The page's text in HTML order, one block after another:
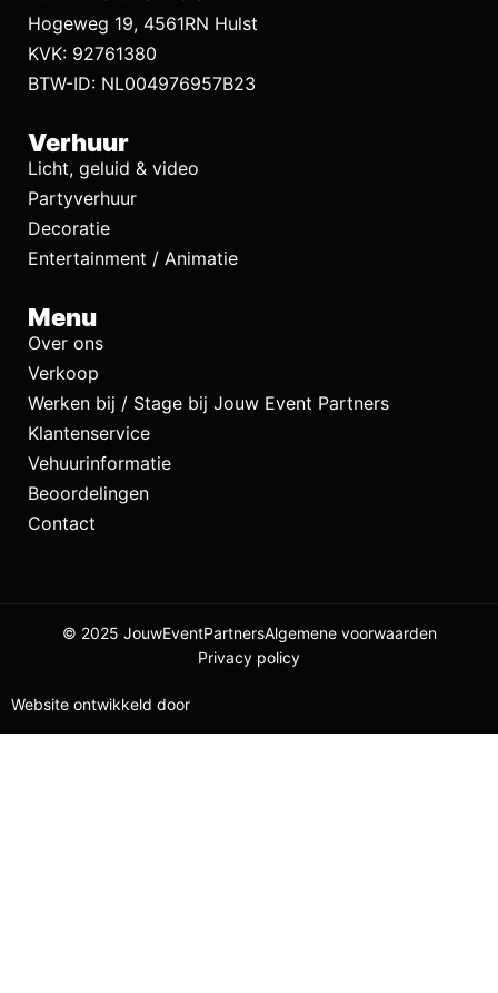
Hogeweg 19, 4561RN Hulst
KVK: 92761380
BTW-ID: NL004976957B23
Verhuur
Licht, geluid & video
Partyverhuur
Decoratie
Entertainment / Animatie
Menu
Over ons
Verkoop
Werken bij / Stage bij Jouw Event Partners
Klantenservice
Vehuurinformatie
Beoordelingen
Contact
© 2025 JouwEventPartnersAlgemene voorwaarden
Privacy policy
Website ontwikkeld door